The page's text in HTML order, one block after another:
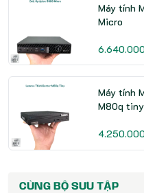
Máy tính
Micro
Máy tính
M80q tiny
CÙNG BỘ SƯU TẬP